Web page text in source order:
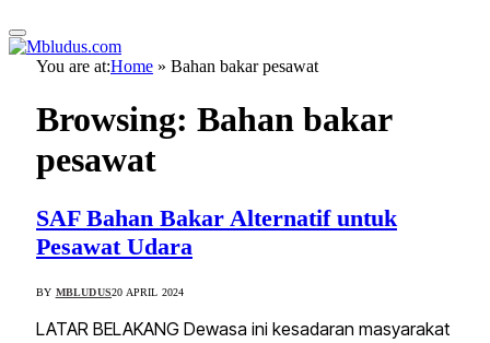
You are at:Home » Bahan bakar pesawat
Browsing: Bahan bakar
pesawat
SAF Bahan Bakar Alternatif untuk
Pesawat Udara
BY MBLUDUS20 APRIL 2024
LATAR BELAKANG Dewasa ini kesadaran masyarakat